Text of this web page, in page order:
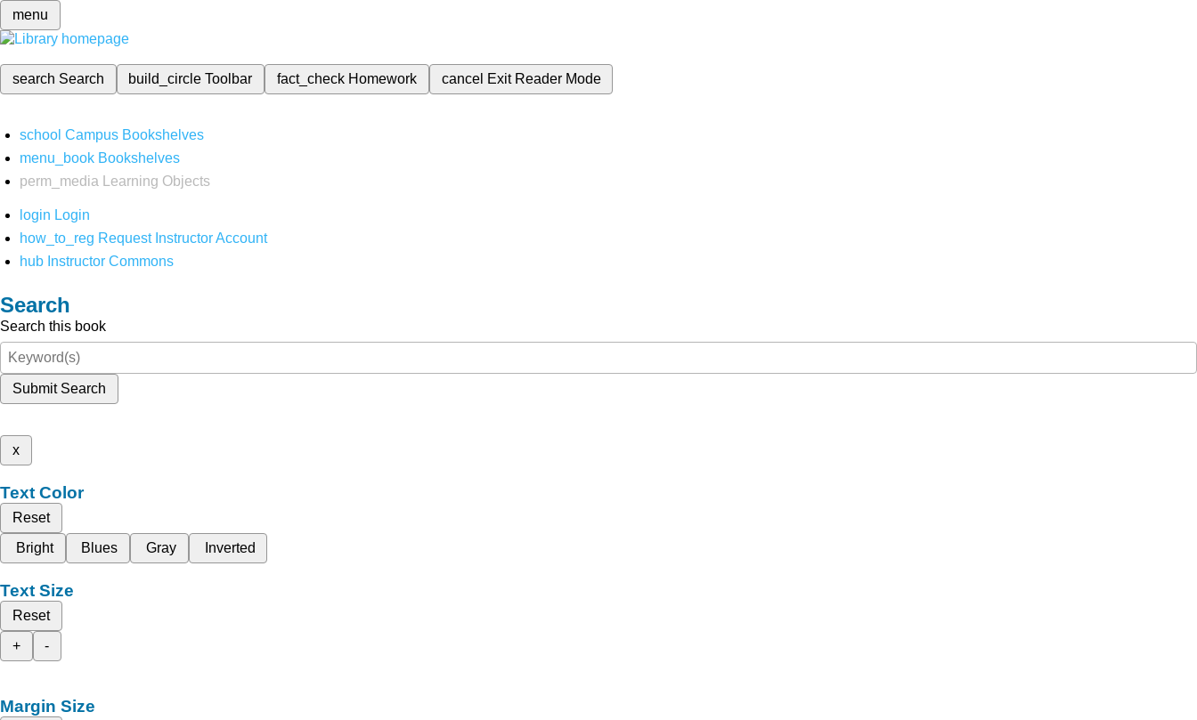
menu
search Search build_circleToolbar fact_check Homework cancel Exit Reader Mode
school Campus Bookshelves
menu_book Bookshelves
perm_media
Learning Objects
login Login
how_to_reg Request Instructor Account
hub Instructor Commons
Search
Search this book
Submit Search
x
Text Color
Reset
Bright
Blues Gray Inverted
Text Size
Reset
+
-
Margin Size